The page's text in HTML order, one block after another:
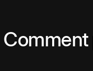
Comment